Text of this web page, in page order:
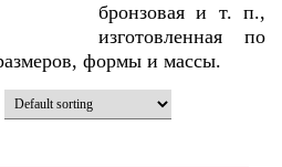
бронзовая и т. п.,
изготовленная по
формы и массы.